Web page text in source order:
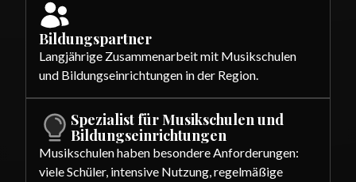
Bildungspartner
Langjährige Zusammenarbeit mit Musikschulen
und Bildungseinrichtungen in der Region.
Spezialist für Musikschulen und
Bildungseinrichtungen
Musikschulen haben besondere Anforderungen:
viele Schüler, intensive Nutzung, regelmäßige